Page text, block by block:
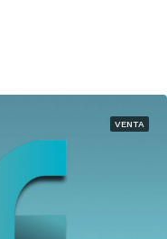
VENTA